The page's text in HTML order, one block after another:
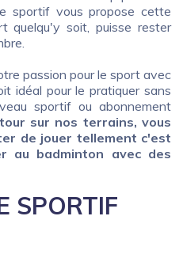
sportif vous propose cette
quelqu'y soit, puisse rester
passion pour le sport avec
idéal pour le pratiquer sans
sportif ou abonnement
sur nos terrains, vous
de jouer tellement c'est
au badminton avec des
SPORTIF